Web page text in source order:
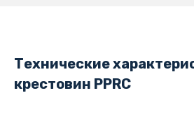
Технические
крестовин PPRC